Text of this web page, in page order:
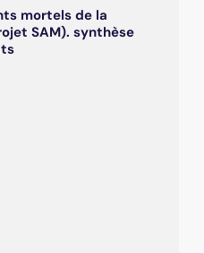
mortels de la
SAM). synthèse